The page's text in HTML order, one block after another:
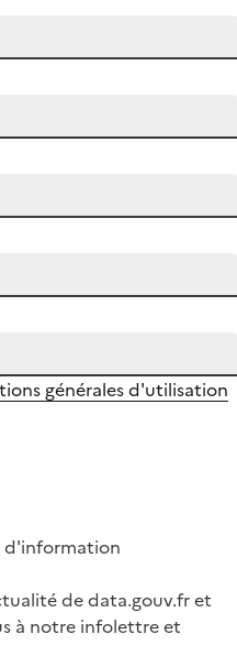
générales d'utilisation
d'information
de data.gouv.fr et
à notre infolettre et